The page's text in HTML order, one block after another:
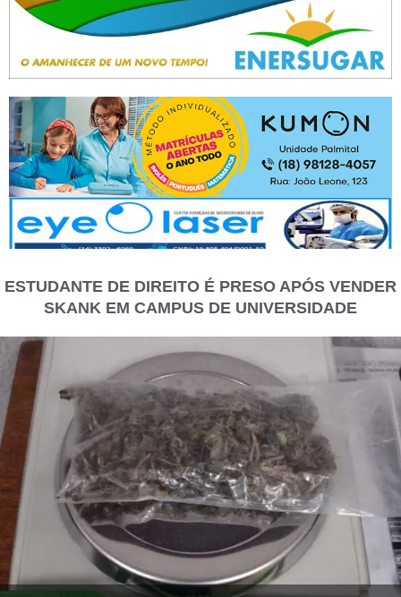
ESTUDANTE DE DIREITO É PRESO APÓS VENDER
SKANK EM CAMPUS DE UNIVERSIDADE